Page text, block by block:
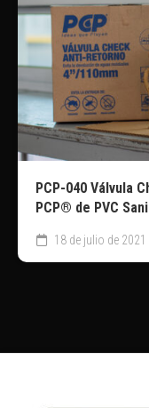
PCP-040 Válvula
PCP® de PVC
18 de julio de 2021